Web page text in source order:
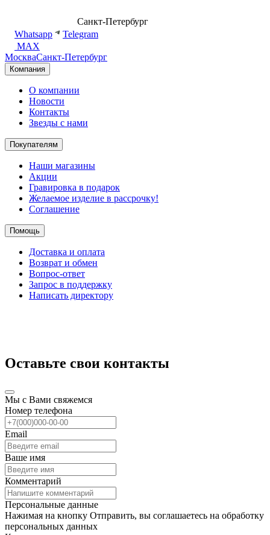
Санкт-Петербург
Whatsapp
Telegram
MAX
МоскваСанкт-Петербург
Компания
О компании
Новости
Контакты
Звезды с нами
Покупателям
Наши магазины
Акции
Гравировка в подарок
Желаемое изделие в рассрочку!
Соглашение
Помощь
Доставка и оплата
Возврат и обмен
Вопрос-ответ
Запрос в поддержку
Написать директору
Оставьте свои контакты
Мы с Вами свяжемся
Номер телефона
Email
Ваше имя
Комментарий
Персональные данные
Нажимая на кнопку Отправить, вы соглашаетесь на обработку
персональных данных